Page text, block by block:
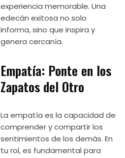
experiencia memorable. Una
edecán exitosa no solo
informa, sino que inspira y
genera cercanía.
Empatía: Ponte en los
Zapatos del Otro
La empatía es la capacidad de
comprender y compartir los
sentimientos de los demás. En
tu rol, es fundamental para